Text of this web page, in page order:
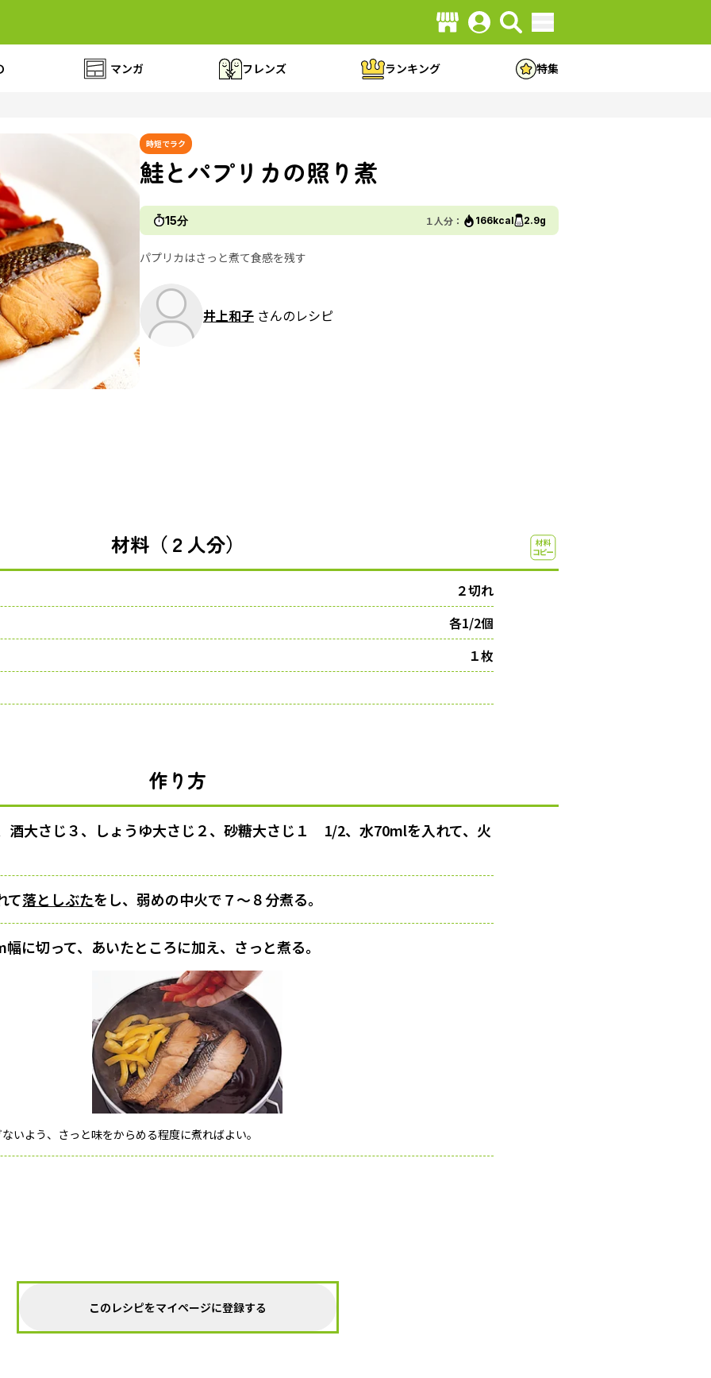
マンガ フレンズ ランキング 特集
時短でラク
鮭とパプリカの照り煮
15分 １人分： 166kcal 2.9g
パプリカはさっと煮て食感を残す
井上和子 さんのレシピ
材料（２人分）
２切れ
各1/2個
１枚
作り方
酒大さじ３、しょうゆ大さじ２、砂糖大さじ１ 1/2、水70mlを入れて、火
て落としぶたをし、弱めの中火で７〜８分煮る。
に切って、あいたところに加え、さっと煮る。
いよう、さっと味をからめる程度に煮ればよい。
このレシピをマイページに登録する